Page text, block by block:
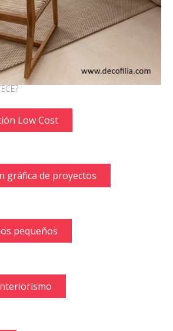
Low Cost
gráfica de proyectos
pequeños